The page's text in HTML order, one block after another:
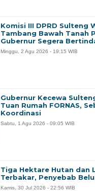
Komisi III DPRD Sulteng
Tambang Bawah Tanah
Gubernur Segera
Minggu, 2 Agu 2026 - 19:15 WIB
Gubernur Kecewa
Tuan Rumah FORNAS,
Koordinasi
Sabtu, 1 Agu 2026 - 09:05 WIB
Tiga Hektare Hutan dan
Terbakar, Penyebab
Kamis, 30 Jul 2026 - 22:56 WIB